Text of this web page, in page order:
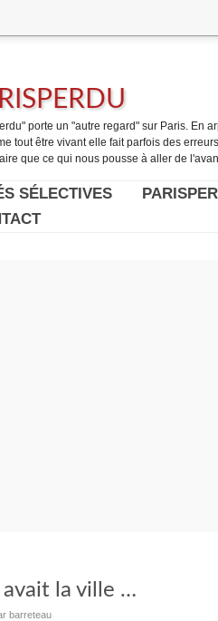
porte un "autre regard" sur Paris. En
tout être vivant elle fait parfois des
que ce qui nous pousse à aller de
SÉLECTIVES
avait la ville …
barreteau